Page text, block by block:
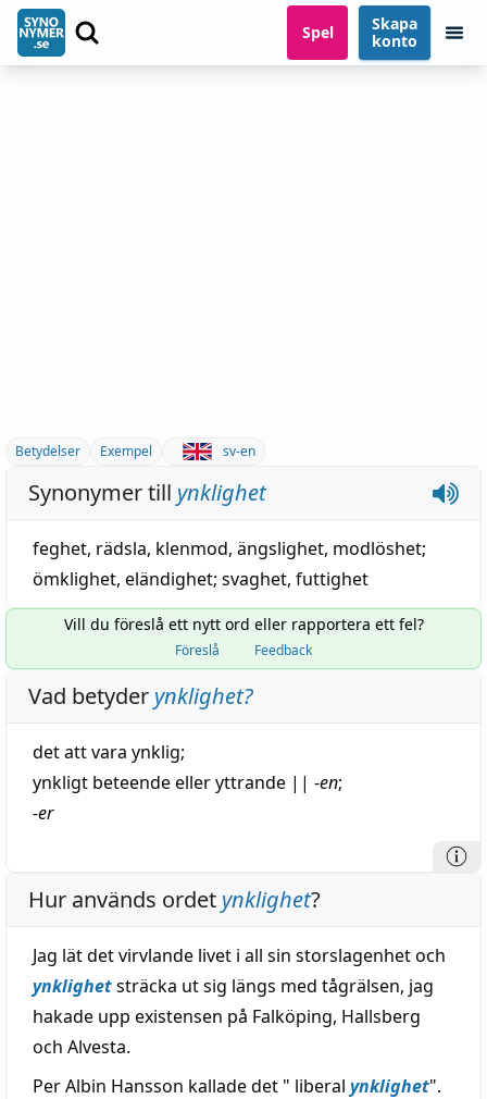
Spel
Skapa
konto
Betydelser Exempel sv-en
Synonymer till ynklighet
feghet, rädsla, klenmod, ängslighet, modlöshet;
ömklighet, eländighet; svaghet, futtighet
Vill du föreslå ett nytt ord eller rapportera ett fel?
Föreslå Feedback
Vad betyder ynklighet?
det att vara ynklig;
ynkligt beteendeelleryttrande || -en;
-er
Hur används ordet ynklighet?
Jag lät det virvlande livet i all sin storslagenhet och
ynklighetsträcka ut sig längs med tågrälsen, jag
hakade upp existensen på Falköping, Hallsberg
och Alvesta.
Per Albin Hansson kallade det " liberal ynklighet".